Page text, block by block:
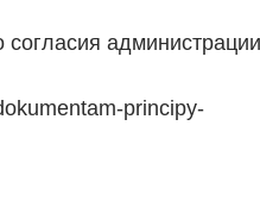
principy-